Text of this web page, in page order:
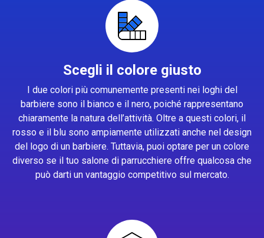
Scegli il colore giusto
I due colori più comunemente presenti nei loghi del
barbiere sono il bianco e il nero, poiché rappresentano
chiaramente la natura dell’attività. Oltre a questi colori, il
rosso e il blu sono ampiamente utilizzati anche nel design
del logo di un barbiere. Tuttavia, puoi optare per un colore
diverso se il tuo salone di parrucchiere offre qualcosa che
può darti un vantaggio competitivo sul mercato.